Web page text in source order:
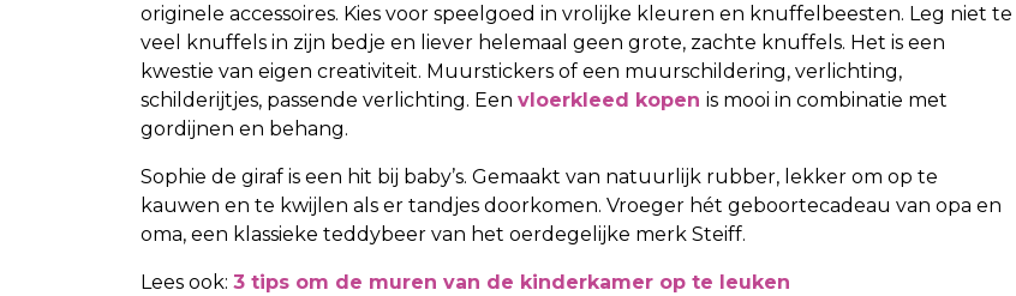
originele accessoires. Kies voor speelgoed in vrolijke kleuren en knuffelbeesten. Leg niet te
veel knuffels in zijn bedje en liever helemaal geen grote, zachte knuffels. Het is een
kwestie van eigen creativiteit. Muurstickers of een muurschildering, verlichting,
schilderijtjes, passende verlichting. Een vloerkleed kopen is mooi in combinatie met
gordijnen en behang.
Sophie de giraf is een hit bij baby’s. Gemaakt van natuurlijk rubber, lekker om op te
kauwen en te kwijlen als er tandjes doorkomen. Vroeger hét geboortecadeau van opa en
oma, een klassieke teddybeer van het oerdegelijke merk Steiff.
Lees ook: 3 tips om de muren van de kinderkamer op te leuken